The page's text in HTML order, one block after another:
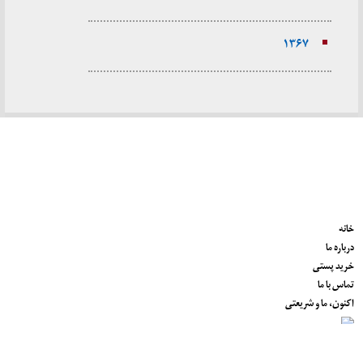
۱۳۶۷
خانه
درباره ما
خرید پستی
تماس با ما
اکنون، ما و شریعتی